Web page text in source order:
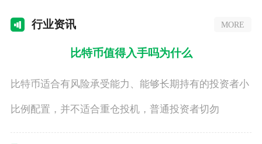
行业资讯 MORE
比特币值得入手吗为什么
比特币适合有风险承受能力、能够长期持有的投资者小
比例配置，并不适合重仓投机，普通投资者切勿